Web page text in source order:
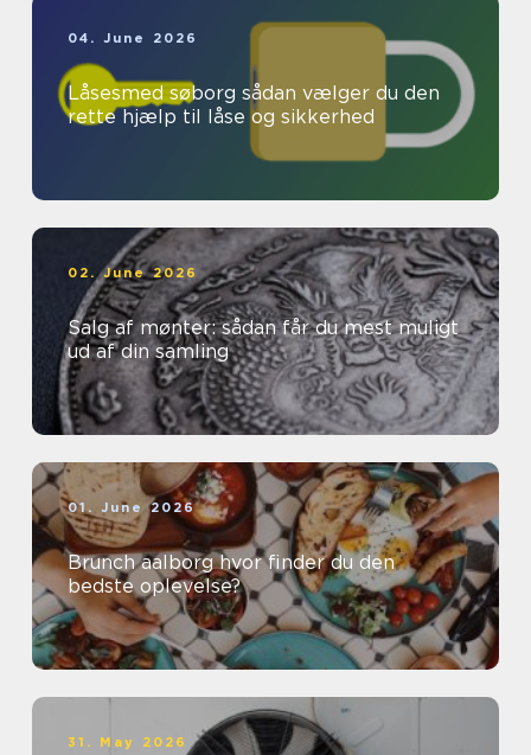
04. June 2026
Låsesmed søborg sådan vælger du den
rette hjælp til låse og sikkerhed
02. June 2026
Salg af mønter: sådan får du mest muligt
ud af din samling
01. June 2026
Brunch aalborg hvor finder du den
bedste oplevelse?
31. May 2026